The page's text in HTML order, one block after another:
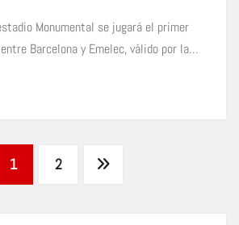
Monumental se jugará el primer
Barcelona y Emelec, válido por la…
1 2